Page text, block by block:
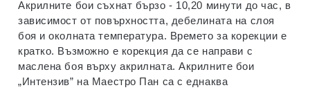
Акрилните бои съхнат бързо - 10,20 минути до час, в
зависимост от повърхността, дебелината на слоя
боя и околната температура. Времето за корекции е
кратко. Възможно е корекция да се направи с
маслена боя върху акрилната. Акрилните бои
„Интензив” на Маестро Пан са с еднаква